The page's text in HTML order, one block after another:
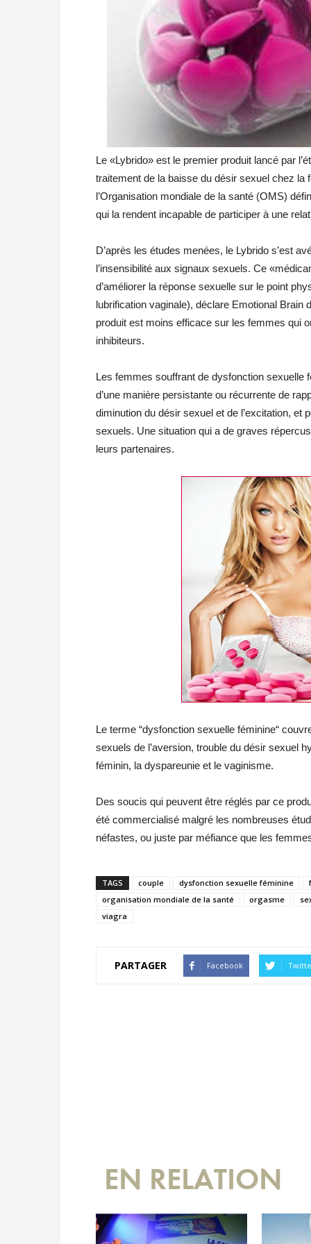
Le «Lybrido» est le premier produit lancé par
traitement de la baisse du désir sexuel chez
l’Organisation mondiale de la santé (OMS)
qui la rendent incapable de participer à une
D’après les études menées, le Lybrido s’est
l’insensibilité aux signaux sexuels. Ce
d’améliorer la réponse sexuelle sur le point
lubrification vaginale), déclare Emotional Brain
produit est moins efficace sur les femmes qui
inhibiteurs.
Les femmes souffrant de dysfonction
d’une manière persistante ou récurrente de
diminution du désir sexuel et de l’excitation,
sexuels. Une situation qui a de graves
leurs partenaires.
Le terme “dysfonction sexuelle féminine“
sexuels de l’aversion, trouble du désir sexuel
féminin, la dyspareunie et le vaginisme.
Des soucis qui peuvent être réglés par ce
été commercialisé malgré les nombreuses
néfastes, ou juste par méfiance que les
TAGS couple dysfonction sexuelle féminine
organisation mondiale de la santé
orgasme
viagra
PARTAGER Facebook
EN RELATION